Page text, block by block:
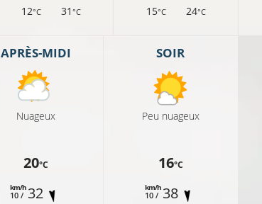
12°C 31 °C 15°C 24°C
APRÈS-MIDI
Nuageux
20°C
10 /
km/h 32
SOIR
Peu nuageux
16°C
10 /
km/h 38